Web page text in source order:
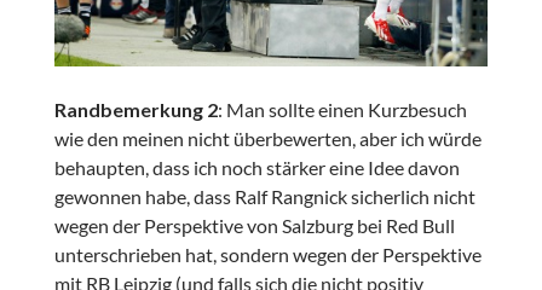
Randbemerkung 2: Man sollte einen Kurzbesuch
wie den meinen nicht überbewerten, aber ich würde
behaupten, dass ich noch stärker eine Idee davon
gewonnen habe, dass Ralf Rangnick sicherlich nicht
wegen der Perspektive von Salzburg bei Red Bull
unterschrieben hat, sondern wegen der Perspektive
mit RB Leipzig (und falls sich die nicht positiv